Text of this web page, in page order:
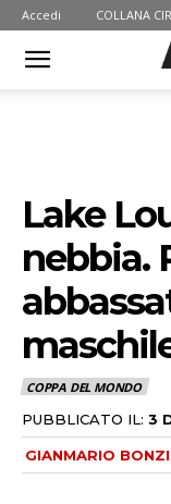
Accedi COLLANA
Lake
nebbia.
COPPA DEL MONDO
PUBBLICATO IL: 3
GIANMARIO BONZI